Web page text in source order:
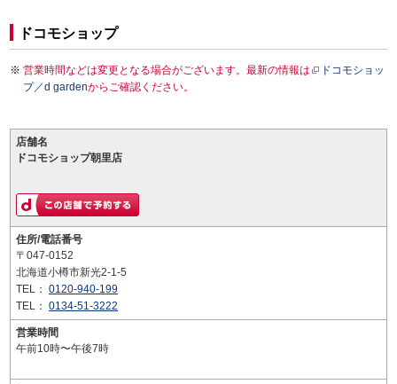
ドコモショップ
営業時間などは変更となる場合がございます。最新の情報は
ドコモショッ
プ／d gardenからご確認ください。
店舗名
ドコモショップ朝里店
住所/電話番号
〒047-0152
北海道小樽市新光2-1-5
TEL： 0120-940-199
TEL： 0134-51-3222
営業時間
午前10時〜午後7時